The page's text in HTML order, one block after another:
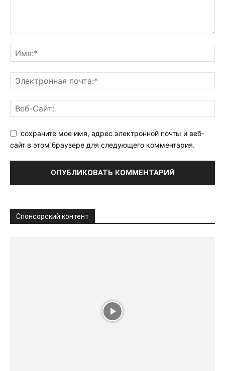
сохраните мое имя, адрес электронной почты и веб-
сайт в этом браузере для следующего комментария.
Спонсорский контент